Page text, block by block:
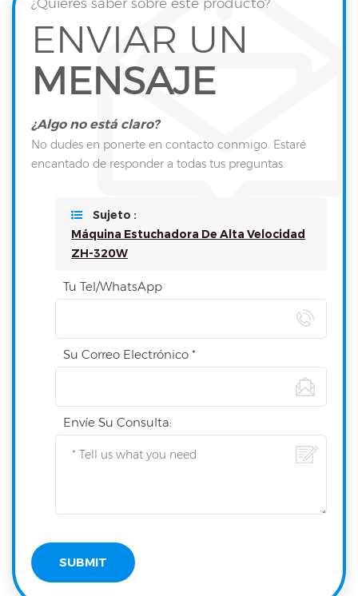
¿Quieres saber sobre este producto?
ENVIAR UN
MENSAJE
¿Algo no está claro?
No dudes en ponerte en contacto conmigo. Estaré
encantado de responder a todas tus preguntas.
Sujeto :
Máquina Estuchadora De Alta Velocidad
ZH-320W
Tu Tel/WhatsApp
Su Correo Electrónico *
Envíe Su Consulta: